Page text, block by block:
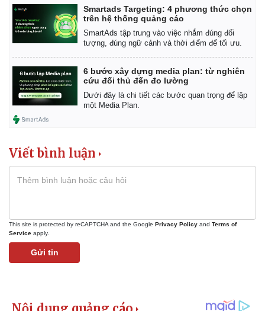
Vụ án
Tin nóng
Tư vấn luật
Vũ khí
Smartads Targeting: 4 phương thức chọn
trên hệ thống quảng cáo
SmartAds tập trung vào việc nhắm đúng đối
tượng, đúng ngữ cảnh và thời điểm để tối ưu.
6 bước xây dựng media plan: từ nghiên
cứu đối thủ đến đo lường
Dưới đây là chi tiết các bước quan trọng để lập
một Media Plan.
Viết bình luận
This site is protected by reCAPTCHA and the Google Privacy Policy and Terms of
Service apply.
Gửi tin